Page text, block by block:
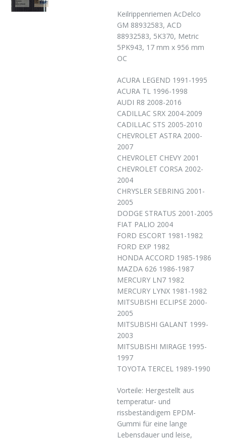
Keilrippenriemen AcDelco
GM 88932583, ACD
88932583, 5K370, Metric
5PK943, 17 mm x 956 mm
OC
ACURA LEGEND 1991-1995
ACURA TL 1996-1998
AUDI R8 2008-2016
CADILLAC SRX 2004-2009
CADILLAC STS 2005-2010
CHEVROLET ASTRA 2000-
2007
CHEVROLET CHEVY 2001
CHEVROLET CORSA 2002-
2004
CHRYSLER SEBRING 2001-
2005
DODGE STRATUS 2001-2005
FIAT PALIO 2004
FORD ESCORT 1981-1982
FORD EXP 1982
HONDA ACCORD 1985-1986
MAZDA 626 1986-1987
MERCURY LN7 1982
MERCURY LYNX 1981-1982
MITSUBISHI ECLIPSE 2000-
2005
MITSUBISHI GALANT 1999-
2003
MITSUBISHI MIRAGE 1995-
1997
TOYOTA TERCEL 1989-1990
Vorteile: Hergestellt aus
temperatur- und
rissbeständigem EPDM-
Gummi für eine lange
Lebensdauer und leise,